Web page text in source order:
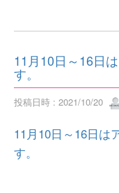
11月10日～16日
す。
投稿日時 : 2021/10/20
11月10日～16日は
す。